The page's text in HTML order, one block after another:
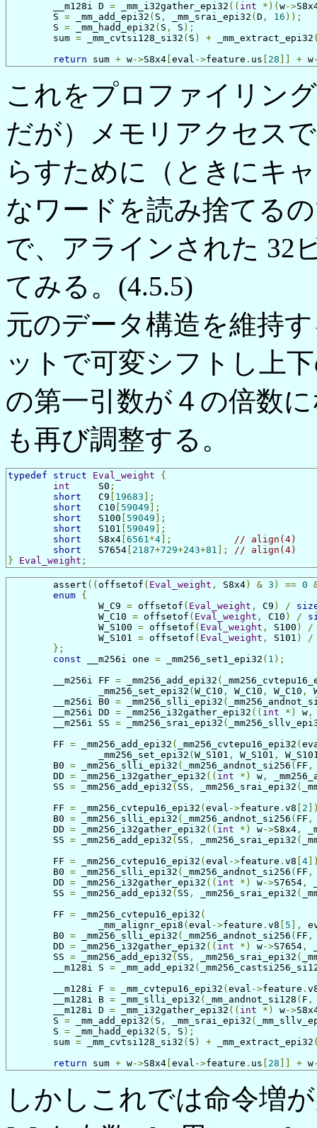
	__m128i D
= _mm_i32gather_epi32 (( int *)( w->
	S
= _mm_add_epi32 ( S , _mm_srai_epi32 ( D , 16 ));
	S
= _mm_hadd_epi32 ( S , S );
	sum
= _mm_cvtsi128_si32 ( S ) + _mm_extract_epi32
return sum + w->S8x4 eval ->feature . us 28 + w
これをプロファイリン
だが）メモリアクセス
らすために（ときにキ
なワードを読み捨てる
で、アラインされた 32
てみる。(4.5.5)
元のデータ構造を維持
ットで可変シフトし上
の第一引数が４の倍数
も再び調整する。
typedef struct Eval_weight
{
int
	S0
;
short
	C9
19683 ];
short
	C10
59049 ];
short
	S100
59049 ];
short
	S101
59049 ];
short
	S8x4
6561*4 ];
// align(4)
short
	S7654
2187+729+243+81 ];
// align(4)
}
Eval_weight ;
	assert
(( offsetof ( Eval_weight , S8x4) & 3 ) == 0
enum {
		W_C9
= offsetof ( Eval_weight , C9 ) /
		W_C10
= offsetof ( Eval_weight , C10 ) /
		W_S100
= offsetof ( Eval_weight , S100 )
/
		W_S101
= offsetof ( Eval_weight , S101 )
/
};
const __m256i one = _mm256_set1_epi32 ( 1 );
	__m256i FF
= _mm256_add_epi32 (
		_mm256_set_epi32
( W_C10 , W_C10 , W_C10 ,
	__m256i B0
= _mm256_slli_epi32 (
	__m256i DD
= _mm256_i32gather_epi32 (( int *) w ,
	__m256i SS
= _mm256_srai_epi32 (
	FF
= _mm256_add_epi32 ( _mm256_cvtepu16_epi32 (
		_mm256_set_epi32
( W_S101 , W_S101 ,
	B0
= _mm256_slli_epi32 ( _mm256_andnot_si256 ( FF ,
	DD
= _mm256_i32gather_epi32 (( int *) w ,
	SS
= _mm256_add_epi32 ( SS , _mm256_srai_epi32 (
	FF
= _mm256_cvtepu16_epi32 ( eval ->feature . v8 2
	B0
= _mm256_slli_epi32 ( _mm256_andnot_si256 ( FF ,
	DD
= _mm256_i32gather_epi32 (( int *) w->S8x4 ,
	SS
= _mm256_add_epi32 ( SS , _mm256_srai_epi32 (
	FF
= _mm256_cvtepu16_epi32 ( eval ->feature . v8 4
	B0
= _mm256_slli_epi32 ( _mm256_andnot_si256 ( FF ,
	DD
= _mm256_i32gather_epi32 (( int *) w->S7654 ,
	SS
= _mm256_add_epi32 ( SS , _mm256_srai_epi32 (
	FF
= _mm256_cvtepu16_epi32 (
		_mm_alignr_epi8
( eval ->feature . v8 5 ],
	B0
= _mm256_slli_epi32 ( _mm256_andnot_si256 ( FF ,
	DD
= _mm256_i32gather_epi32 (( int *) w->S7654 ,
	SS
= _mm256_add_epi32 ( SS , _mm256_srai_epi32 (
	__m128i S
= _mm_add_epi32 (
	__m128i F
= _mm_cvtepu16_epi32 ( eval ->feature .
	__m128i B
= _mm_slli_epi32 ( _mm_andnot_si128 ( F ,
	__m128i D
= _mm_i32gather_epi32 (( int *) w->
	S
= _mm_add_epi32 ( S , _mm_srai_epi32 (
	S
= _mm_hadd_epi32 ( S , S );
	sum
= _mm_cvtsi128_si32 ( S ) + _mm_extract_epi32
return sum + w->S8x4 eval ->feature . us 28 + w
しかしこれでは命令増